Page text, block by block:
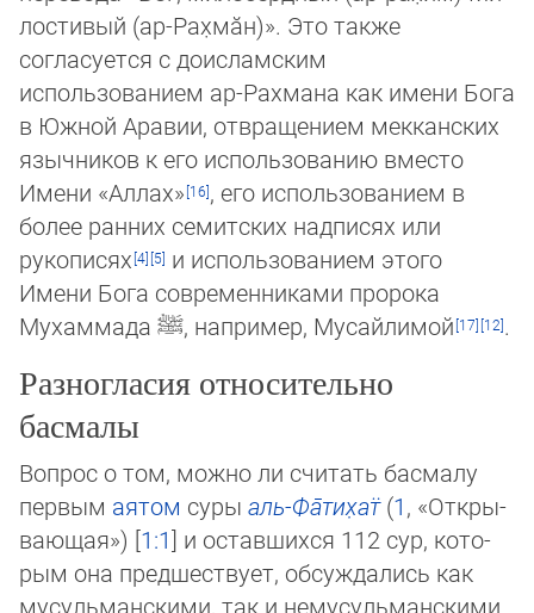
лос­тивый (ар-Рах̣мӑн)». Это также
согласуется с доисламским
использованием ар-Рахмана как имени Бога
в Южной Ара­вии, отвращением мекканских
язычников к его использованию вместо
Имени «Аллах»
, его использованием в
более ран­них семитских надписях или
рукописях
и использованием этого
Имени Бога современниками пророка
Мухаммада ﷺ, на­при­мер, Мусайлимой .
Разногласия относительно
басмалы
Вопрос о том, можно ли считать басмалу
первым аятом суры аль-Фа̄­ти­х̣ат̈(1, «От­кры­
ваю­щая») [1:1] и оставшихся 112 сур, ко­то­
рым она предшествует, обсуждались как
мусульманскими, так и немусульманскими